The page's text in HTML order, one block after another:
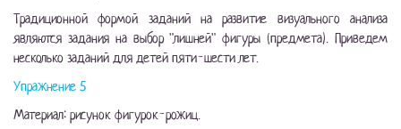
Традиционной формой заданий на развитие визуального анализа
являются задания на выбор "лишней" фигуры (предмета). Приведем
несколько заданий для детей пяти-шести лет.
Упражнение 5
Материал: рисунок фигурок-рожиц.